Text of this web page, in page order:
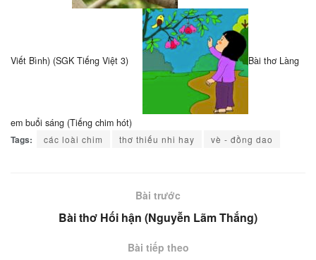
Viết Bình) (SGK Tiếng Việt 3) Bài thơ Làng
em buổi sáng (Tiếng chim hót)
Tags:
các loài chim thơ thiếu nhi hay vè - đồng dao
Bài trước
Bài thơ Hối hận (Nguyễn Lãm Thắng)
Bài tiếp theo